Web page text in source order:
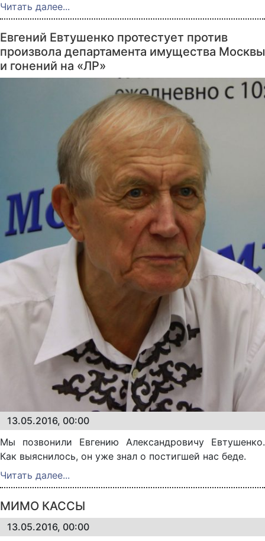
Читать далее...
Евгений Евтушенко протестует против
произвола департамента имущества Москвы
и гонений на «ЛР»
13.05.2016, 00:00
Мы позвонили Евгению Александровичу Евтушенко.
Как выяснилось, он уже знал о постигшей нас беде.
Читать далее...
МИМО КАССЫ
13.05.2016, 00:00